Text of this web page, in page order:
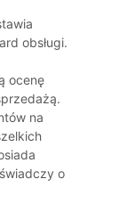
obsługi.
ocenę
na
o